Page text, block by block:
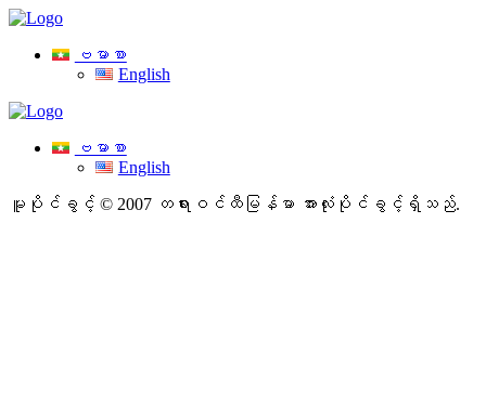
ဗမာစာ
English
ဗမာစာ
English
မူပိုင်ခွင့် © 2007 တရားဝင်ထီမြန်မာ အားလုံးပိုင်ခွင့်ရှိသည်.